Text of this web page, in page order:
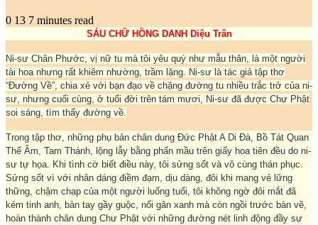
0 13 7 minutes read
SÁU CHỮ HỒNG DANH Diệu Trân
Ni-sư Chân Phước, vị nữ tu mà tôi yêu quý như mẫu thân, là một người
tài hoa nhưng rất khiêm nhường, trầm lặng. Ni-sư là tác giả tập thơ
“Đường Về”, chia xẻ với bạn đạo về chặng đường tu nhiều trắc trở của ni-
sư, nhưng cuối cùng, ở tuổi đời trên tám mươi, Ni-sư đã được Chư Phật
soi sáng, tìm thấy đường về.
Trong tập thơ, những phụ bản chân dung Đức Phật A Di Đà, Bồ Tát Quan
Thế Âm, Tam Thánh, lộng lẫy bằng phấn mầu trên giấy hoa tiên đều do ni-
sư tự họa. Khi tình cờ biết điều này, tôi sửng sốt và vô cùng thán phục.
Sửng sốt vì với nhân dáng điềm đạm, dịu dàng, đôi khi mang vẻ lững
thững, chậm chạp của một người luống tuổi, tôi không ngờ đôi mắt đã
kém tinh anh, bàn tay gầy guộc, nổi gân xanh mà còn ngồi trước bàn vẽ,
hoàn thành chân dung Chư Phật với những đường nét linh động đầy sự